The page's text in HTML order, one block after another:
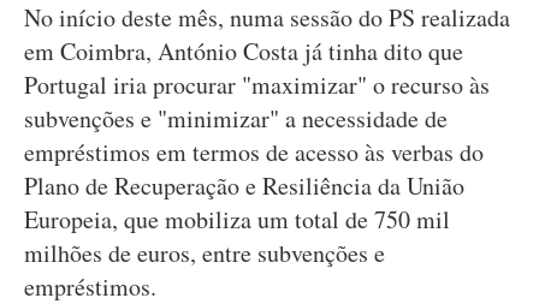
No início deste mês, numa sessão do PS realizada
em Coimbra, António Costa já tinha dito que
Portugal iria procurar "maximizar" o recurso às
subvenções e "minimizar" a necessidade de
empréstimos em termos de acesso às verbas do
Plano de Recuperação e Resiliência da União
Europeia, que mobiliza um total de 750 mil
milhões de euros, entre subvenções e
empréstimos.